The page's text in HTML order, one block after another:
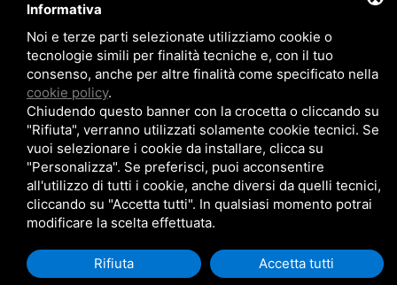
Informativa
Noi e terze parti selezionate utilizziamo cookie o
tecnologie simili per finalità tecniche e, con il tuo
consenso, anche per altre finalità come specificato nella
cookie policy.
Chiudendo questo banner con la crocetta o cliccando su
"Rifiuta", verranno utilizzati solamente cookie tecnici. Se
vuoi selezionare i cookie da installare, clicca su
"Personalizza". Se preferisci, puoi acconsentire
all'utilizzo di tutti i cookie, anche diversi da quelli tecnici,
cliccando su "Accetta tutti". In qualsiasi momento potrai
modificare la scelta effettuata.
Rifiuta Accetta tutti
Via Nona Strada, 9 • 35129 Padova (PD)
Tel.049 9370158• E-mail:info@fastbar.it
Capitale Sociale 10.000 € • Partita I.V.A. 04982140289 • REA PD 433783
Sito realizzato daTopsuimotori